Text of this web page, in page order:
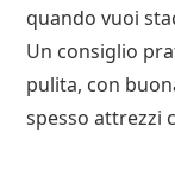
quando vuoi
Un consiglio
pulita, con
spesso attrezzi